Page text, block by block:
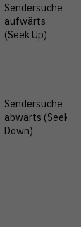
Sendersuche
aufwärts
(Seek Up)
Sendersuche
abwärts (Seek
Down)